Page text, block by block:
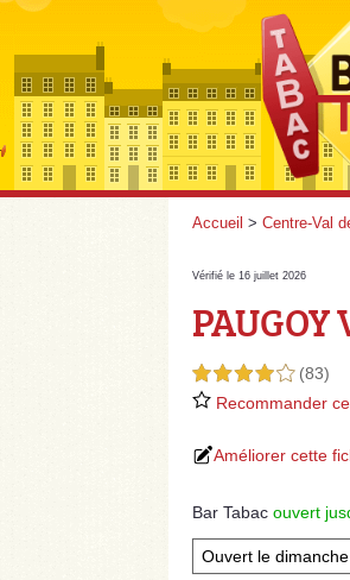
Accueil > Centre-Val
Vérifié le 16 juillet 2026
4,0 étoiles sur 5 (83)
Recommander
Améliorer cette
Bar Tabac ouvert
Ouvert le dimanche